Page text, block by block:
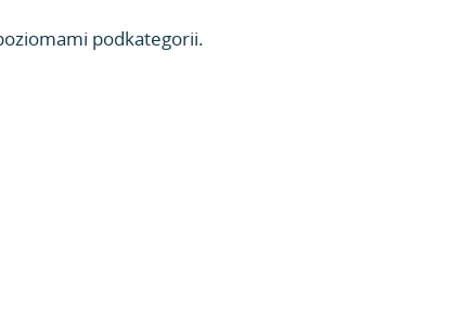
podkategorii.